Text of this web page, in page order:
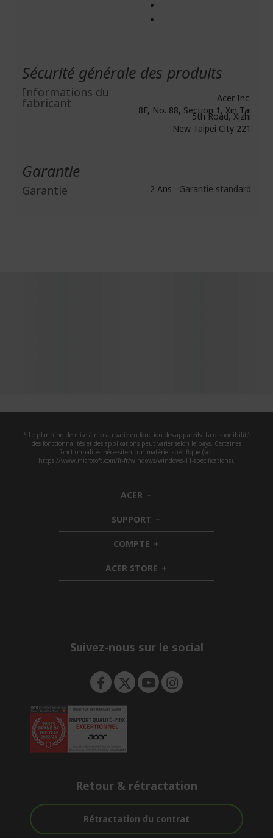
Sécurité générale des produits
Informations du
fabricant
Acer Inc.
8F, No. 88, Section 1, Xin Tai
5th Road, Xizhi
New Taipei City 221
Garantie
Garantie 2 Ans Garantie standard
* Le planning de mise à niveau varie en fonction des appareils. La disponibilité
des fonctionnalités et des applications peut varier selon le pays. Certaines
fonctionnalités nécessitent un matériel spécifique (voir
https://www.microsoft.com/fr-fr/windows/windows-11-specifications).
ACER h
i
d
d
e
n
SUPPORT h
i
d
d
e
n
COMPTE h
i
d
d
ACER STORE h
i
Suivez-nous sur le social
Retour & rétractation
Rétractation du contrat